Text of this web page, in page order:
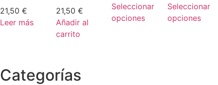
21,50 €
Leer más
21,50 €
Añadir al
carrito
Seleccionar
opciones
Seleccionar
opciones
Categorías